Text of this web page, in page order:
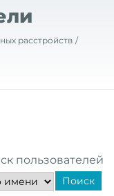
расстройств
пользователей
Поиск